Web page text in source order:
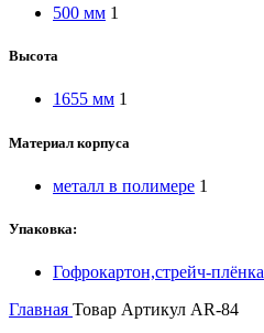
500 мм 1
Высота
1655 мм 1
Материал корпуса
металл в полимере 1
Упаковка:
Гофрокартон,стрейч-плёнка
Главная Товар Артикул AR-84